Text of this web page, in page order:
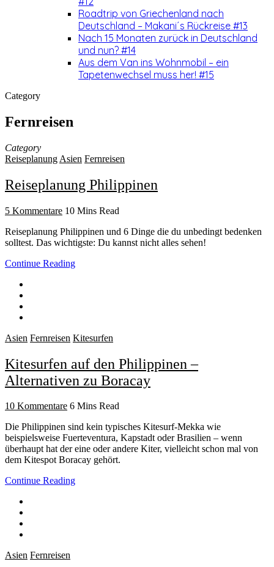
Roadtrip von Griechenland nach
Deutschland – Makani´s Rückreise #13
Nach 15 Monaten zurück in Deutschland
und nun? #14
Aus dem Van ins Wohnmobil – ein
Tapetenwechsel muss her! #15
Category
Fernreisen
Category
Reiseplanung Asien Fernreisen
Reiseplanung Philippinen
5 Kommentare 10 Mins Read
Reiseplanung Philippinen und 6 Dinge die du unbedingt bedenken
solltest. Das wichtigste: Du kannst nicht alles sehen!
Continue Reading
Asien Fernreisen Kitesurfen
Kitesurfen auf den Philippinen –
Alternativen zu Boracay
10 Kommentare 6 Mins Read
Die Philippinen sind kein typisches Kitesurf-Mekka wie
beispielsweise Fuerteventura, Kapstadt oder Brasilien – wenn
überhaupt hat der eine oder andere Kiter, vielleicht schon mal von
dem Kitespot Boracay gehört.
Continue Reading
Asien Fernreisen